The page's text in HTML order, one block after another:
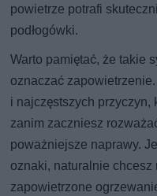
powietrze potrafi
podłogówki.
Warto pamiętać, że takie
oznaczać
i najczęstszych przyczyn,
zanim zaczniesz
poważniejsze naprawy.
oznaki, naturalnie
zapowietrzone